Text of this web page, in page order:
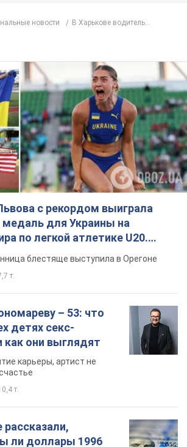
с рекордом выиграла
для Украины на
по легкой атлетике U20.
блестяще выступила в Орегоне
т.
– 53: что
детях секс-
как они выглядят
карьеры, артист не
ли доллары 1996
ли обменники и
доллары